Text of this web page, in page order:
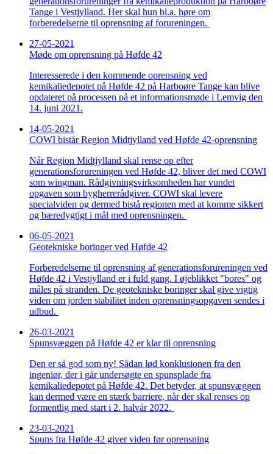
Tange i Vestjylland. Her skal hun bl.a. høre om
forberedelserne til oprensning af forureningen.
27-05-2021
Møde om oprensning på Høfde 42
Interesserede i den kommende oprensning ved
kemikaliedepotet på Høfde 42 på Harboøre Tange kan blive
opdateret på processen på et informationsmøde i Lemvig den
14. juni 2021.
14-05-2021
COWI bistår Region Midtjylland ved Høfde 42-oprensning
Når Region Midtjylland skal rense op efter
generationsforureningen ved Høfde 42, bliver det med COWI
som wingman. Rådgivningsvirksomheden har vundet
opgaven som bygherrerådgiver. COWI skal levere
specialviden og dermed bistå regionen med at komme sikkert
og bæredygtigt i mål med oprensningen.
06-05-2021
Geotekniske boringer ved Høfde 42
Forberedelserne til oprensning af generationsforureningen ved
Høfde 42 i Vestjylland er i fuld gang. I øjeblikket "bores" og
måles på stranden. De geotekniske boringer skal give vigtig
viden om jorden stabilitet inden oprensningsopgaven sendes i
udbud.
26-03-2021
Spunsvæggen på Høfde 42 er klar til oprensning
Den er så god som ny! Sådan lød konklusionen fra den
ingeniør, der i går undersøgte en spunsplade fra
kemikaliedepotet på Høfde 42. Det betyder, at spunsvæggen
kan dermed være en stærk barriere, når der skal renses op
formentlig med start i 2. halvår 2022.
23-03-2021
Spuns fra Høfde 42 giver viden før oprensning